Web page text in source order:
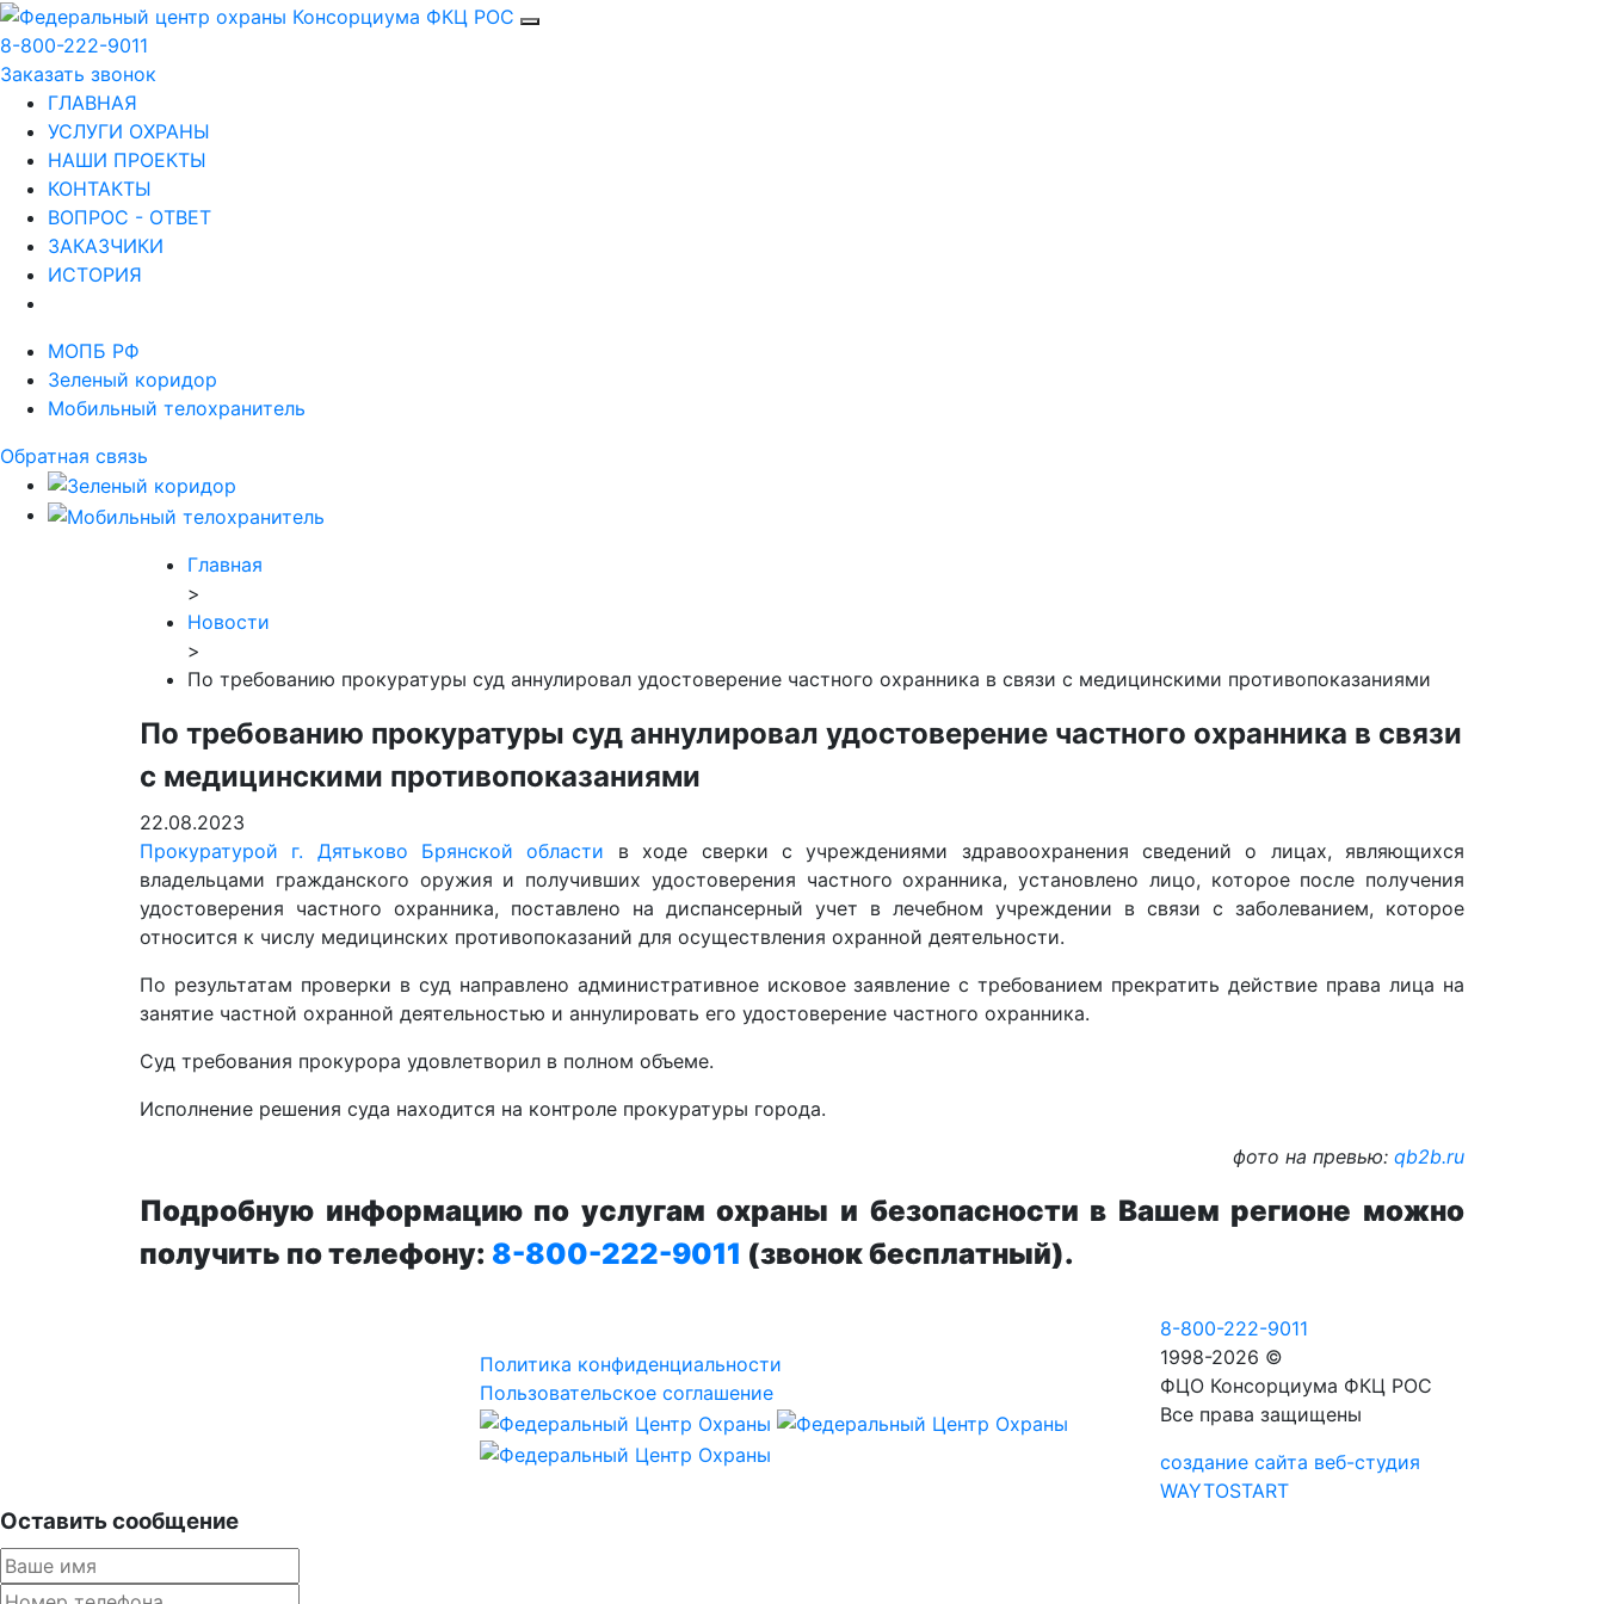
8-800-222-9011
Заказать звонок
ГЛАВНАЯ
УСЛУГИ ОХРАНЫ
НАШИ ПРОЕКТЫ
КОНТАКТЫ
ВОПРОС - ОТВЕТ
ЗАКАЗЧИКИ
ИСТОРИЯ
МОПБ РФ
Зеленый коридор
Мобильный телохранитель
Обратная связь
Главная
>
Новости
>
По требованию прокуратуры суд аннулировал удостоверение частного охранника в связи с медицинскими противопоказаниями
По требованию прокуратуры суд аннулировал удостоверение частного охранника в связи
с медицинскими противопоказаниями
22.08.2023
Прокуратурой г. Дятьково Брянской области в ходе сверки с учреждениями здравоохранения сведений о лицах, являющихся
владельцами гражданского оружия и получивших удостоверения частного охранника, установлено лицо, которое после получения
удостоверения частного охранника, поставлено на диспансерный учет в лечебном учреждении в связи с заболеванием, которое
относится к числу медицинских противопоказаний для осуществления охранной деятельности.
По результатам проверки в суд направлено административное исковое заявление с требованием прекратить действие права лица на
занятие частной охранной деятельностью и аннулировать его удостоверение частного охранника.
Суд требования прокурора удовлетворил в полном объеме.
Исполнение решения суда находится на контроле прокуратуры города.
фото на превью: qb2b.ru
Подробную информацию по услугам охраны и безопасности в Вашем регионе можно
получить по телефону: 8-800-222-9011 (звонок бесплатный).
Политика конфиденциальности
Пользовательское соглашение
8-800-222-9011
1998-2026 ©
ФЦО Консорциума ФКЦ РОС
Все права защищены
создание сайта веб-студия
WAYTOSTART
Оставить сообщение